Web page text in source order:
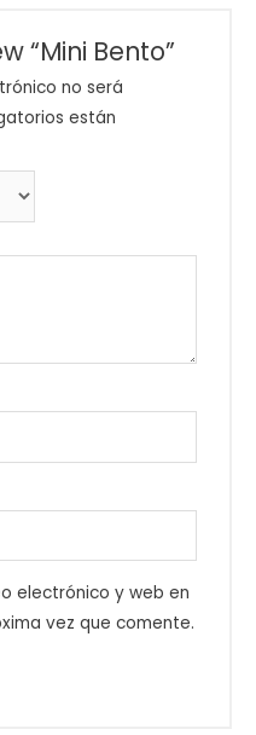
“Mini Bento”
no será
están
electrónico y web en
vez que comente.